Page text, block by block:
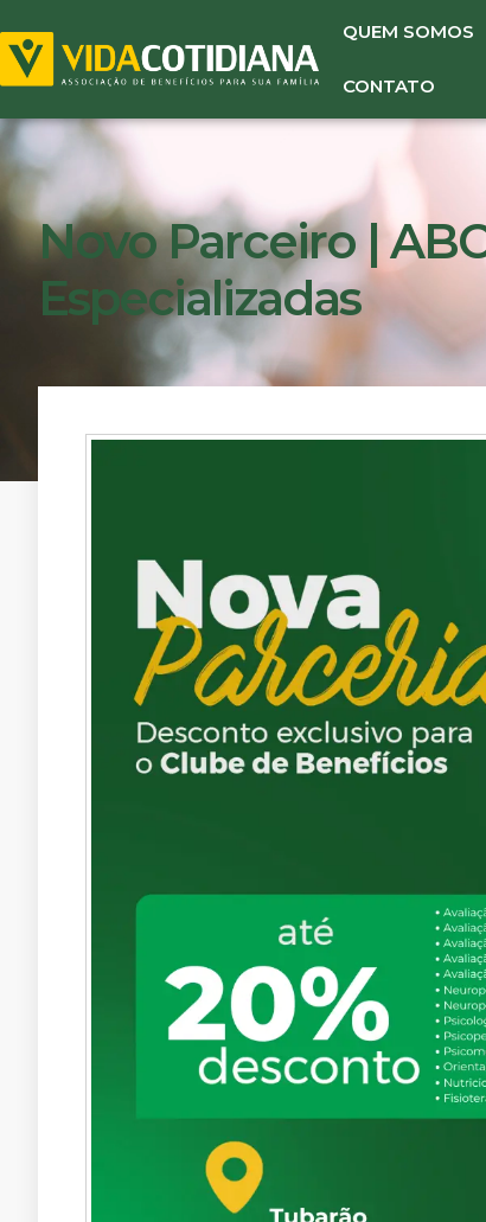
QUEM SOMOS
CONTATO
Novo Parceiro |
Especializadas